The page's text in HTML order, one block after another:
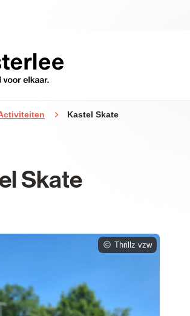
Kastel Skate
Skate
Thrillz vzw